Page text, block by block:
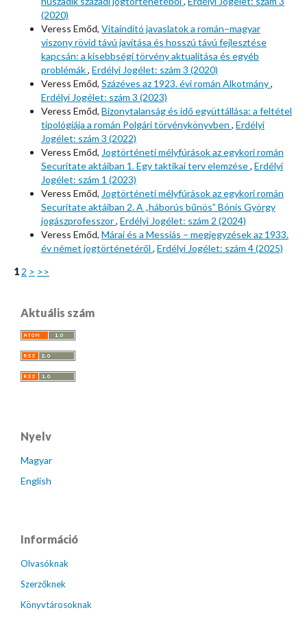
(2020)
Veress Emőd, Vitaindító javaslatok a román−magyar
viszony rövid távú javítása és hosszú távú fejlesztése
kapcsán: a kisebbségi törvény aktualitása és egyéb
problémák, Erdélyi Jogélet: szám 3 (2020)
Veress Emőd, Százéves az 1923. évi román Alkotmány,
Erdélyi Jogélet: szám 3 (2023)
Veress Emőd, Bizonytalanság és idő együttállása: a feltétel
tipológiája a román Polgári törvénykönyvben , Erdélyi
Jogélet: szám 3 (2022)
Veress Emőd, Jogtörténeti mélyfúrások az egykori román
Securitate aktáiban 1. Egy taktikai terv elemzése, Erdélyi
Jogélet: szám 1 (2023)
Veress Emőd, Jogtörténeti mélyfúrások az egykori román
Securitate aktáiban 2. A „háborús bűnös” Bónis György
jogászprofesszor, Erdélyi Jogélet: szám 2 (2024)
Veress Emőd, Márai és a Messiás – megjegyzések az 1933.
év német jogtörténetéről , Erdélyi Jogélet: szám 4 (2025)
1 2 > >>
Aktuális szám
Nyelv
Magyar
English
Információ
Olvasóknak
Szerzőknek
Könyvtárosoknak